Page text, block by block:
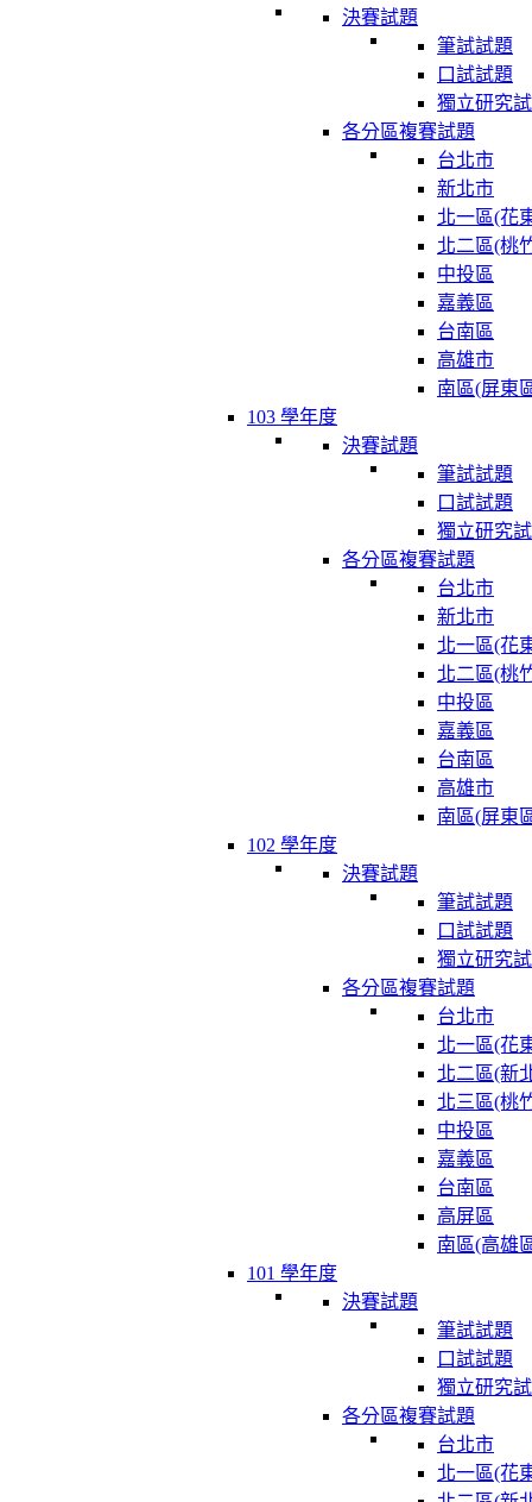
決賽試題
筆試試題
口試試題
獨立研究
各分區複賽試題
台北市
新北市
北一區(花
北二區(桃
中投區
嘉義區
台南區
高雄市
南區(屏東
103 學年度
決賽試題
筆試試題
口試試題
獨立研究
各分區複賽試題
台北市
新北市
北一區(花
北二區(桃
中投區
嘉義區
台南區
高雄市
南區(屏東
102 學年度
決賽試題
筆試試題
口試試題
獨立研究
各分區複賽試題
台北市
北一區(花
北二區(新
北三區(桃
中投區
嘉義區
台南區
高屏區
南區(高雄
101 學年度
決賽試題
筆試試題
口試試題
獨立研究
各分區複賽試題
台北市
北一區(花